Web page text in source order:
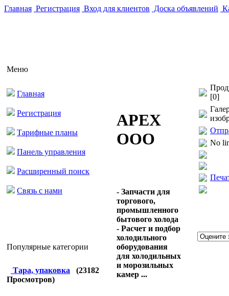
Главная Регистрация Вход для клиентов Доска объявлений
Меню
Главная
Регистрация
Тарифные планы
Панель управления
Расширенный поиск
Связь с нами
Популярные категории
Тара, упаковка (23182
Просмотров)
APEX
ООО
- Запчасти для
торгового,
промышленного
бытового холода
- Расчет и подбор
холодильного
оборудования
для холодильных
и морозильных
камер ...
[0]
No